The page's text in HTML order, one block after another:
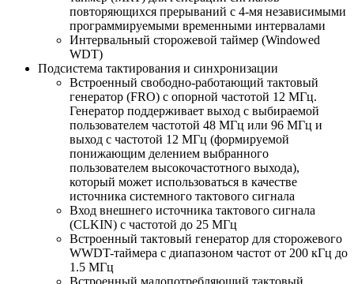
повторяющихся прерываний с 4-мя независимыми
программируемыми временными интервалами
Интервальный сторожевой таймер (Windowed
WDT)
Подсистема тактирования и синхронизации
Встроенный свободно-работающий тактовый
генератор (FRO) с опорной частотой 12 МГц.
Генератор поддерживает выход с выбираемой
пользователем частотой 48 МГц или 96 МГц и
выход с частотой 12 МГц (формируемой
понижающим делением выбранного
пользователем высокочастотного выхода),
который может использоваться в качестве
источника системного тактового сигнала
Вход внешнего источника тактового сигнала
(CLKIN) с частотой до 25 МГц
Встроенный тактовый генератор для сторожевого
WWDT-таймера с диапазоном частот от 200 кГц до
1.5 МГц